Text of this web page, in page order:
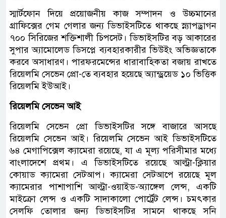
স্মার্টফোন দিয়ে প্রয়োজনীয় কাজ সম্পাদন ও উচ্চমানের
গ্রাফিক্সের গেম গেলার জন্য ডিভাইসটিতে থাকছে স্ন্যাপড্রাগন
৭০০ সিরিজের শক্তিশালী চিপসেট। ডিভাইসটির বড় আকারের
সুপার অ্যামোলেড ডিসপ্লে ব্যবহারকারীর ভিউইং অভিজ্ঞতাকে
করবে অসাধারণ। পারফরমেন্সের ধারাবাহিকতা বজায় রাখতে
রিয়েলমি সেভেন প্রো-তে ব্যবহার হয়েছে অ্যান্ড্রয়েড ১০ ভিত্তিক
রিয়েলমি ইউআই।
রিয়েলমি সেভেন আই
রিয়েলমি সেভেন প্রো ডিভাইসটির সঙ্গে বাজারে আসছে
রিয়েলমি সেভেন আই। রিয়েলমি সেভেন আই ডিভাইসটিতে
৬৪ মেগাপিক্সেল ক্যামেরা রয়েছে, যা এ মূল্য পরিসীমার মধ্যে
বাংলাদেশে প্রথম। এ ডিভাইসটিতে রয়েছে আল্ট্রা-ক্লিয়ার
কোয়াড ক্যামেরা সেটআপ। ক্যামেরা সেটআপে রয়েছে মূল
ক্যামেরার পাশাপাশি আল্ট্রা-ওয়াইড-অ্যাঙ্গেল লেন্স, একটি
মাইক্রো লেন্স ও একটি সাদাকালো পোর্ট্রেট লেন্স। চমৎকার
সেলফি তোলার জন্য ডিভাইসটির সামনে থাকছে সনি